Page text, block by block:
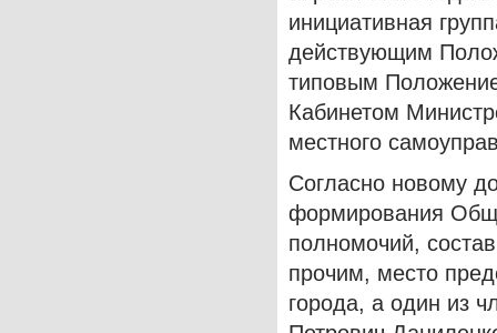
инициативная
действующим
типовым
Кабинетом
местного
Согласно новому
формирования
полномочий,
прочим, место
города, а один из